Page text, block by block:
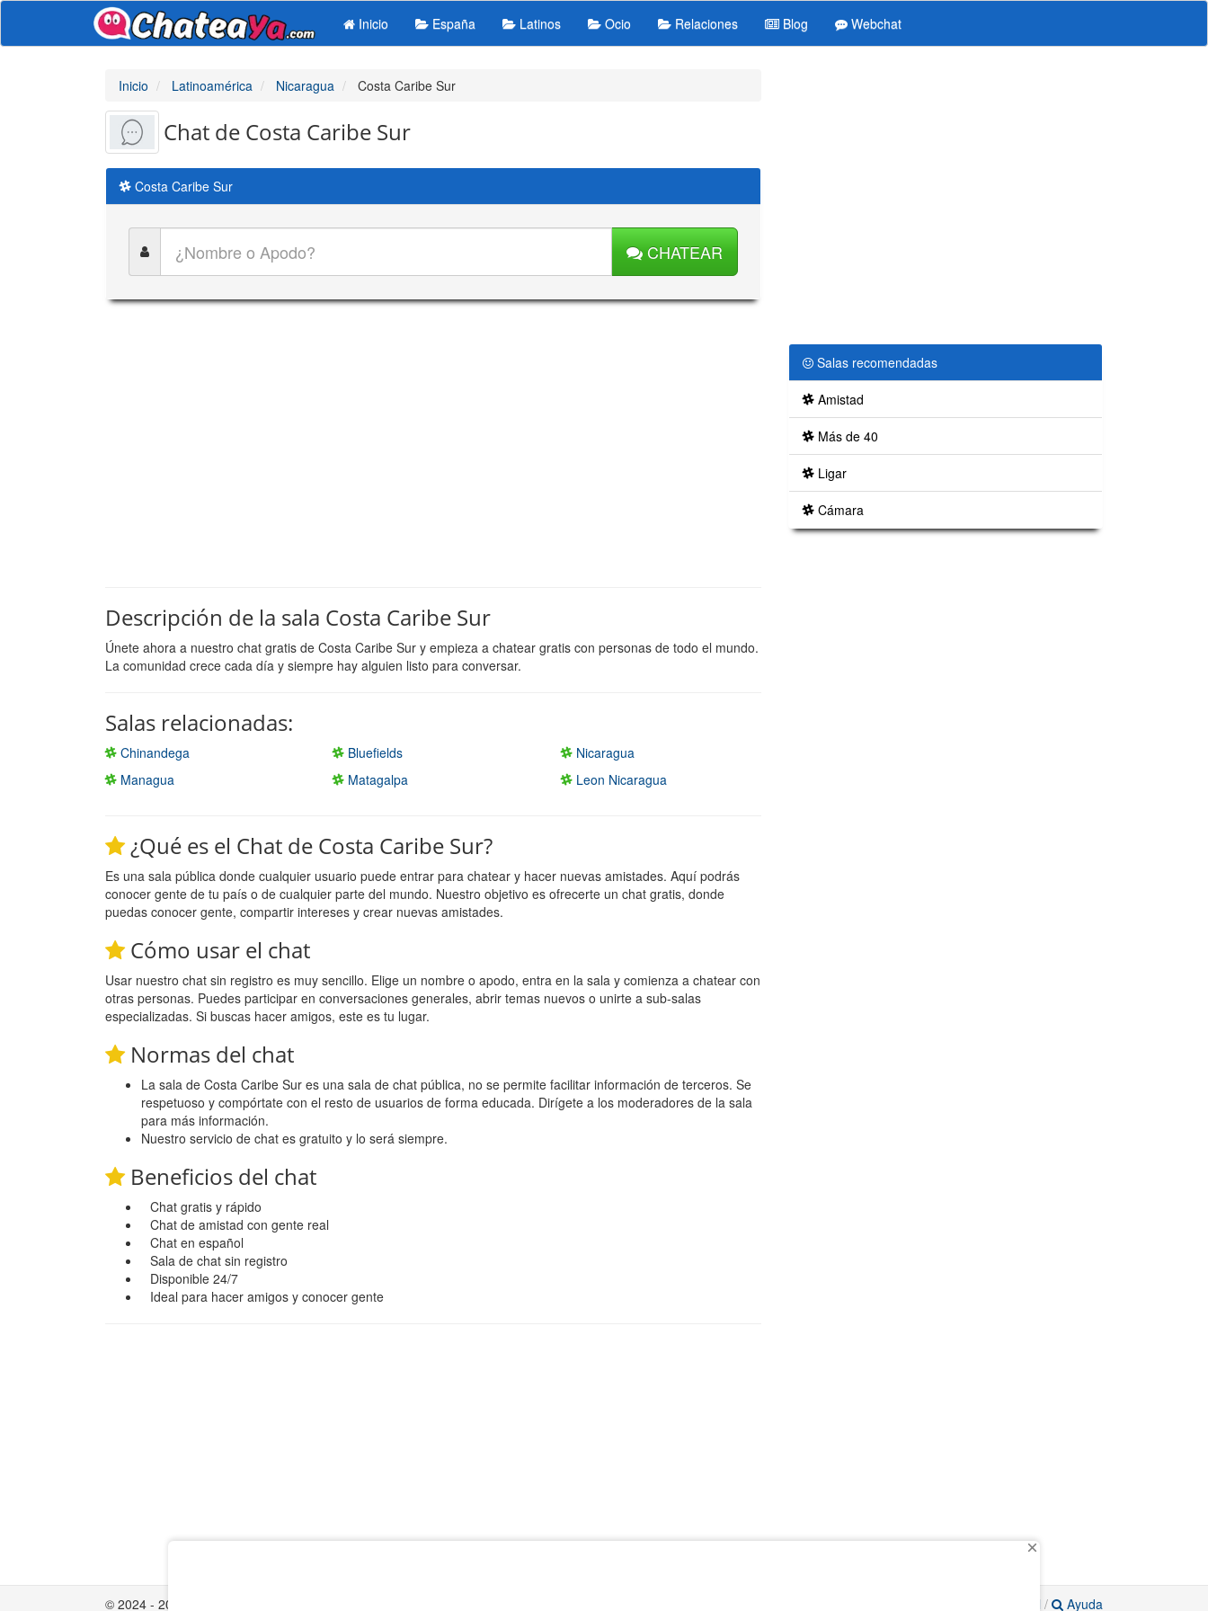
Inicio España Latinos Ocio Relaciones Blog Webchat
Inicio Latinoamérica Nicaragua Costa Caribe Sur
Chat de Costa Caribe Sur
Costa Caribe Sur
CHATEAR
Descripción de la sala Costa Caribe Sur
Únete ahora a nuestro chat gratis de Costa Caribe Sur y empieza a chatear gratis con personas de todo el mundo.
La comunidad crece cada día y siempre hay alguien listo para conversar.
Salas relacionadas:
Chinandega Bluefields
Nicaragua
Managua
Matagalpa Leon Nicaragua
¿Qué es el Chat de Costa Caribe Sur?
Es una sala pública donde cualquier usuario puede entrar para chatear y hacer nuevas amistades. Aquí podrás
conocer gente de tu país o de cualquier parte del mundo. Nuestro objetivo es ofrecerte un chat gratis, donde
puedas conocer gente, compartir intereses y crear nuevas amistades.
Cómo usar el chat
Usar nuestro chat sin registro es muy sencillo. Elige un nombre o apodo, entra en la sala y comienza a chatear con
otras personas. Puedes participar en conversaciones generales, abrir temas nuevos o unirte a sub-salas
especializadas. Si buscas hacer amigos, este es tu lugar.
Normas del chat
La sala de Costa Caribe Sur es una sala de chat pública, no se permite facilitar información de terceros. Se
respetuoso y compórtate con el resto de usuarios de forma educada. Dirígete a los moderadores de la sala
para más información.
Nuestro servicio de chat es gratuito y lo será siempre.
Beneficios del chat
Chat gratis y rápido
Chat de amistad con gente real
Chat en español
Sala de chat sin registro
Disponible 24/7
Ideal para hacer amigos y conocer gente
Salas recomendadas
Amistad
Más de 40
Ligar
Cámara
© 2024 - 2026 Chateaya.com Aviso legal / Ayuda